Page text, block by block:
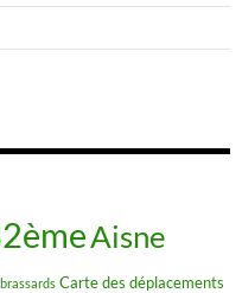
Aisne
brassards Carte des déplacements